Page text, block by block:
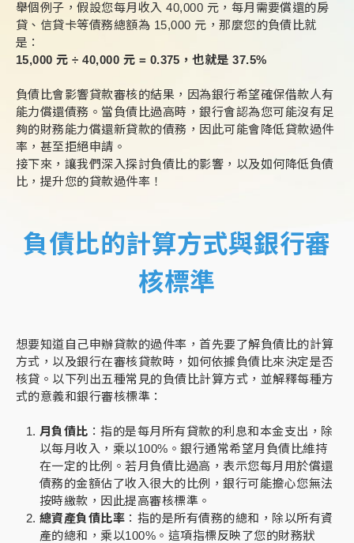
舉個例子，假設您每月收入 40,000 元，每月需要償還的房
貸、信貸卡等債務總額為 15,000 元，那麼您的負債比就
是：
15,000 元 ÷ 40,000 元 = 0.375，也就是 37.5%
負債比會影響貸款審核的結果，因為銀行希望確保借款人有
能力償還債務。當負債比過高時，銀行會認為您可能沒有足
夠的財務能力償還新貸款的債務，因此可能會降低貸款過件
率，甚至拒絕申請。
接下來，讓我們深入探討負債比的影響，以及如何降低負債
比，提升您的貸款過件率！
負債比的計算方式與銀行審
核標準
想要知道自己申辦貸款的過件率，首先要了解負債比的計算
方式，以及銀行在審核貸款時，如何依據負債比來決定是否
核貸。以下列出五種常見的負債比計算方式，並解釋每種方
式的意義和銀行審核標準：
月負債比 ：指的是每月所有貸款的利息和本金支出，除
以每月收入，乘以100%。銀行通常希望月負債比維持
在一定的比例。若月負債比過高，表示您每月用於償還
債務的金額佔了收入很大的比例，銀行可能擔心您無法
按時繳款，因此提高審核標準。
總資產負債比率 ：指的是所有債務的總和，除以所有資
產的總和，乘以100%。這項指標反映了您的財務狀